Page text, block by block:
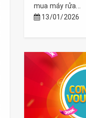
mua máy rửa...
13/01/2026